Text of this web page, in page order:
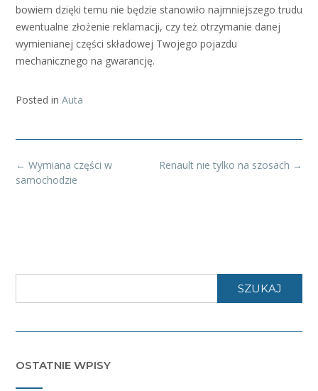
bowiem dzięki temu nie będzie stanowiło najmniejszego trudu
ewentualne złożenie reklamacji, czy też otrzymanie danej
wymienianej części składowej Twojego pojazdu
mechanicznego na gwarancję.
Posted in Auta
Post
navigation
Renault nie tylko na szosach →
← Wymiana części w
samochodzie
SZUKAJ
OSTATNIE WPISY